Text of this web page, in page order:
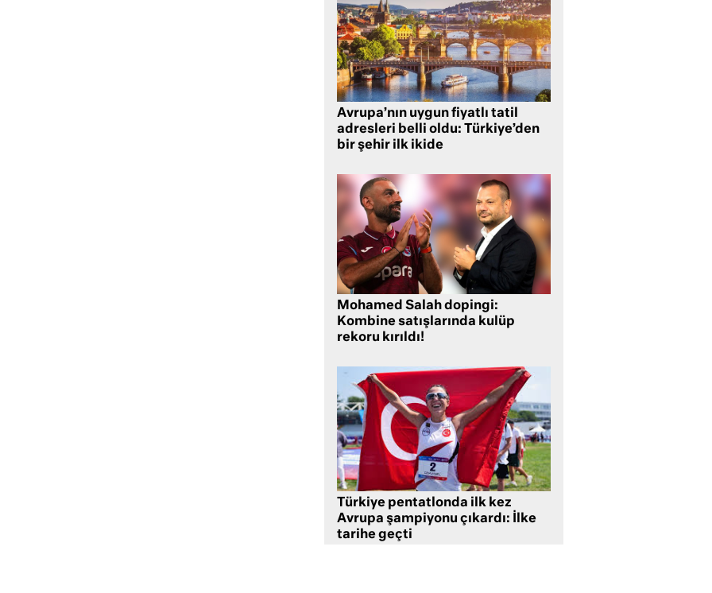
Avrupa’nın uygun fiyatlı tatil
adresleri belli oldu: Türkiye’den
bir şehir ilk ikide
Mohamed Salah dopingi:
Kombine satışlarında kulüp
rekoru kırıldı!
Türkiye pentatlonda ilk kez
Avrupa şampiyonu çıkardı: İlke
tarihe geçti